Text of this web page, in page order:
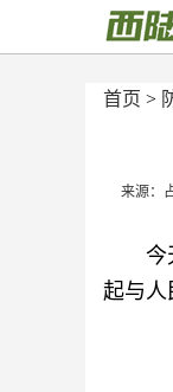
首页 >
来源：
今
起与人